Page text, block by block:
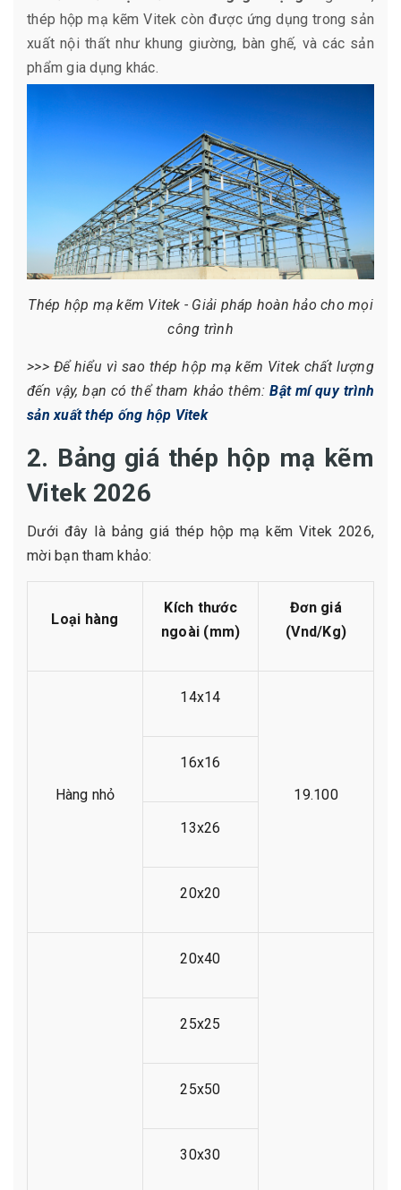
thép hộp mạ kẽm Vitek còn được ứng dụng trong sản
xuất nội thất như khung giường, bàn ghế, và các sản
phẩm gia dụng khác.
Thép hộp mạ kẽm Vitek - Giải pháp hoàn hảo cho mọi
công trình
>>> Để hiểu vì sao thép hộp mạ kẽm Vitek chất lượng
đến vậy, bạn có thể tham khảo thêm:Bật mí quy trình
sản xuất thép ống hộp Vitek
2. Bảng giá thép hộp mạ kẽm
Vitek 2026
Dưới đây là bảng giá thép hộp mạ kẽm Vitek 2026,
mời bạn tham khảo:
Loại hàng
Kích thước
ngoài (mm)
Đơn giá
(Vnd/Kg)
Hàng nhỏ
14x14
19.100
16x16
13x26
20x20
20x40
25x25
25x50
30x30